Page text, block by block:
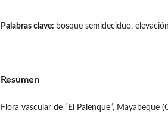
Palabras clave: bosque semideciduo,
Resumen
Flora vascular de “El Palenque”, Mayabeque